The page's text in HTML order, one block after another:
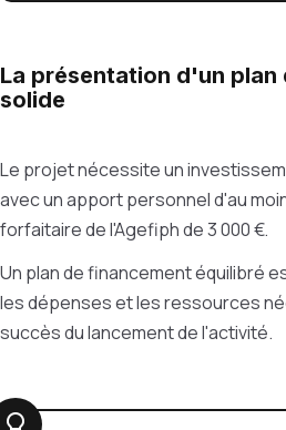
La présentation d'un plan
solide
Le projet nécessite un
avec un apport personnel d'au
forfaitaire de l'Agefiph de 3 000 €.
Un plan de financement équilibré
les dépenses et les ressources
succès du lancement de l'activité.